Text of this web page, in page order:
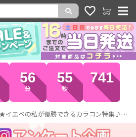
56
分
51
秒
664
インスタアンケート★イエベの私が優勝できるカラコン特集♪｜激安カラコン通販ホテラバ